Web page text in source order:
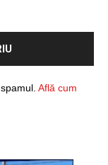
Află cum